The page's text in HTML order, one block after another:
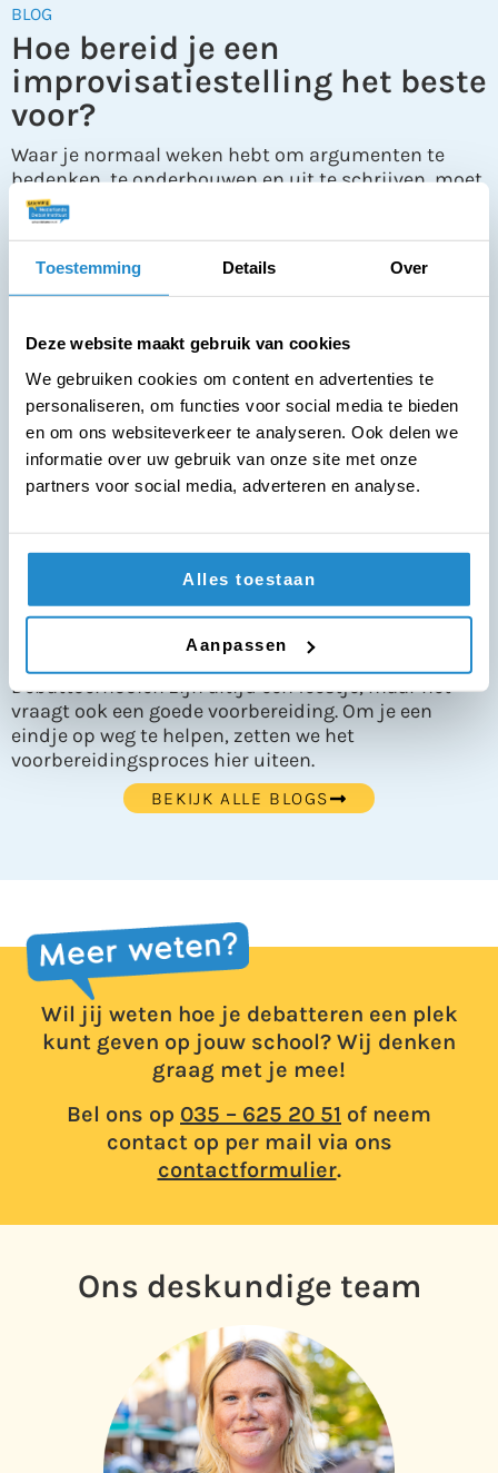
Toestemming Details Over
Deze website maakt gebruik van cookies
We gebruiken cookies om content en advertenties te
personaliseren, om functies voor social media te bieden
en om ons websiteverkeer te analyseren. Ook delen we
informatie over uw gebruik van onze site met onze
partners voor social media, adverteren en analyse.
Alles toestaan
Aanpassen
BLOG
Hoe bereid je een
improvisatiestelling het beste
voor?
Waar je normaal weken hebt om argumenten te
bedenken, te onderbouwen en uit te schrijven, moet
bij de improvisatiestelling alles in slechts 20
minuten gebeuren. Elke seconde telt. Dus, hoe
Toernooivoorbereiding: hoe
doe ik dat nu eigenlijk?
Debattoernooien zijn altijd een feestje, maar het
vraagt ook een goede voorbereiding. Om je een
eindje op weg te helpen, zetten we het
voorbereidingsproces hier uiteen.
BEKIJK ALLE BLOGS
Wil jij weten hoe je debatteren een plek
kunt geven op jouw school? Wij denken
graag met je mee!
Bel ons op 035 – 625 20 51 of neem
contact op per mail via ons
contactformulier.
Ons deskundige team